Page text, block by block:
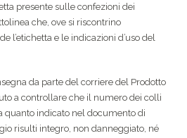
presente sulle confezioni dei
che, ove si riscontrino
l’etichetta e le indicazioni d’uso del
da parte del corriere del Prodotto
a controllare che il numero dei colli
quanto indicato nel documento di
risulti integro, non danneggiato, né